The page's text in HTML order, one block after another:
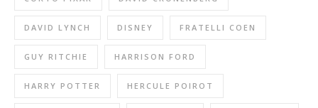
DAVID LYNCH DISNEY FRATELLI COEN
GUY RITCHIE HARRISON FORD
HARRY POTTER HERCULE POIROT